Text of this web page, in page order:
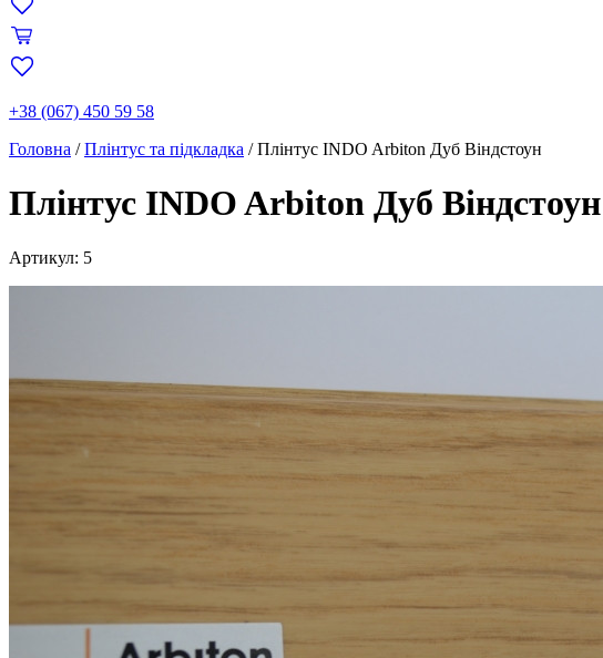
+38 (067) 450 59 58
Головна /Плінтус та підкладка /Плінтус INDO Arbiton Дуб Віндстоун
Плінтус INDO Arbiton Дуб Віндстоун
Артикул: 5